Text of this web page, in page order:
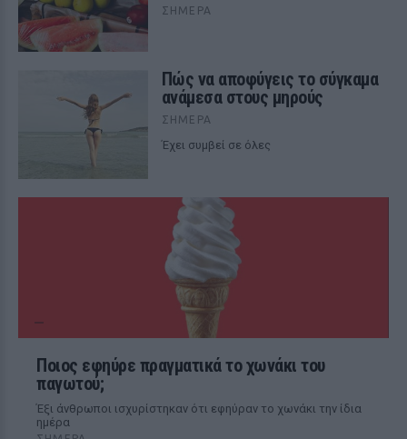
ΣΉΜΕΡΑ
Πώς να αποφύγεις το σύγκαμα
ανάμεσα στους μηρούς
ΣΉΜΕΡΑ
Έχει συμβεί σε όλες
Ποιος εφηύρε πραγματικά το χωνάκι του
παγωτού;
Έξι άνθρωποι ισχυρίστηκαν ότι εφηύραν το χωνάκι την ίδια
ημέρα